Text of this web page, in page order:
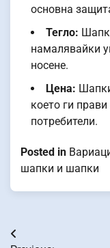
основна
Тегло:
намалявайки
носене.
Цена:
което ги
потребители.
Posted in
шапки и шапки
Post